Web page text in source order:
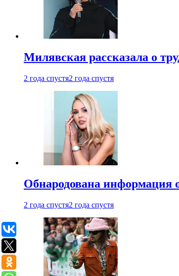
Милявская рассказала о
2 года спустя2 года спустя
Обнародована
2 года спустя2 года спустя